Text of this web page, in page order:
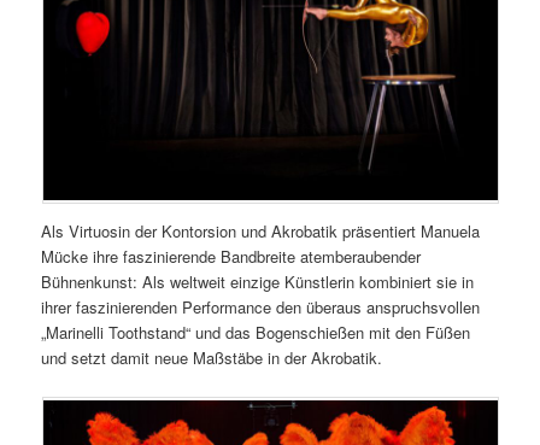
Als Virtuosin der Kontorsion und Akrobatik präsentiert Manuela
Mücke ihre faszinierende Bandbreite atemberaubender
Bühnenkunst: Als weltweit einzige Künstlerin kombiniert sie in
ihrer faszinierenden Performance den überaus anspruchsvollen
„Marinelli Toothstand“ und das Bogenschießen mit den Füßen
und setzt damit neue Maßstäbe in der Akrobatik.